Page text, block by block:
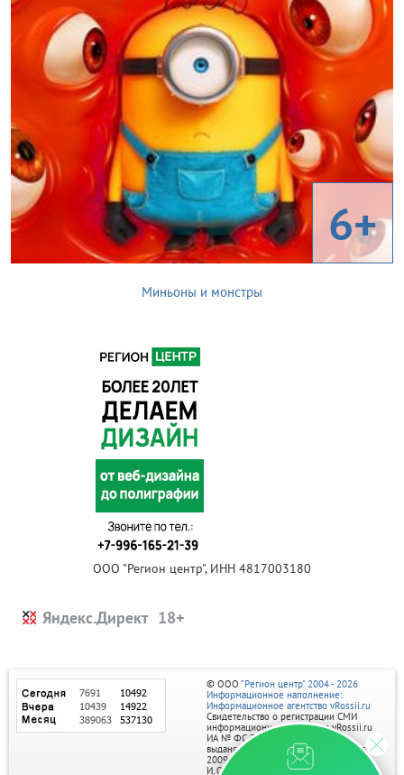
6+
Миньоны и монстры
ООО "Регион центр", ИНН 4817003180
Яндекс.Директ
© ООО "Регион центр" 2004 - 2026
Информационное наполнение:
Информационное агентство vRossii.ru
Свидетельство о регистрации СМИ
информационного агентства vRossii.ru
ИА № ФС 77‑35502
выдано РОСКОМНАДЗОРом 04 марта
2009г.
И. О. Главного редактора Нарыков А. Н.